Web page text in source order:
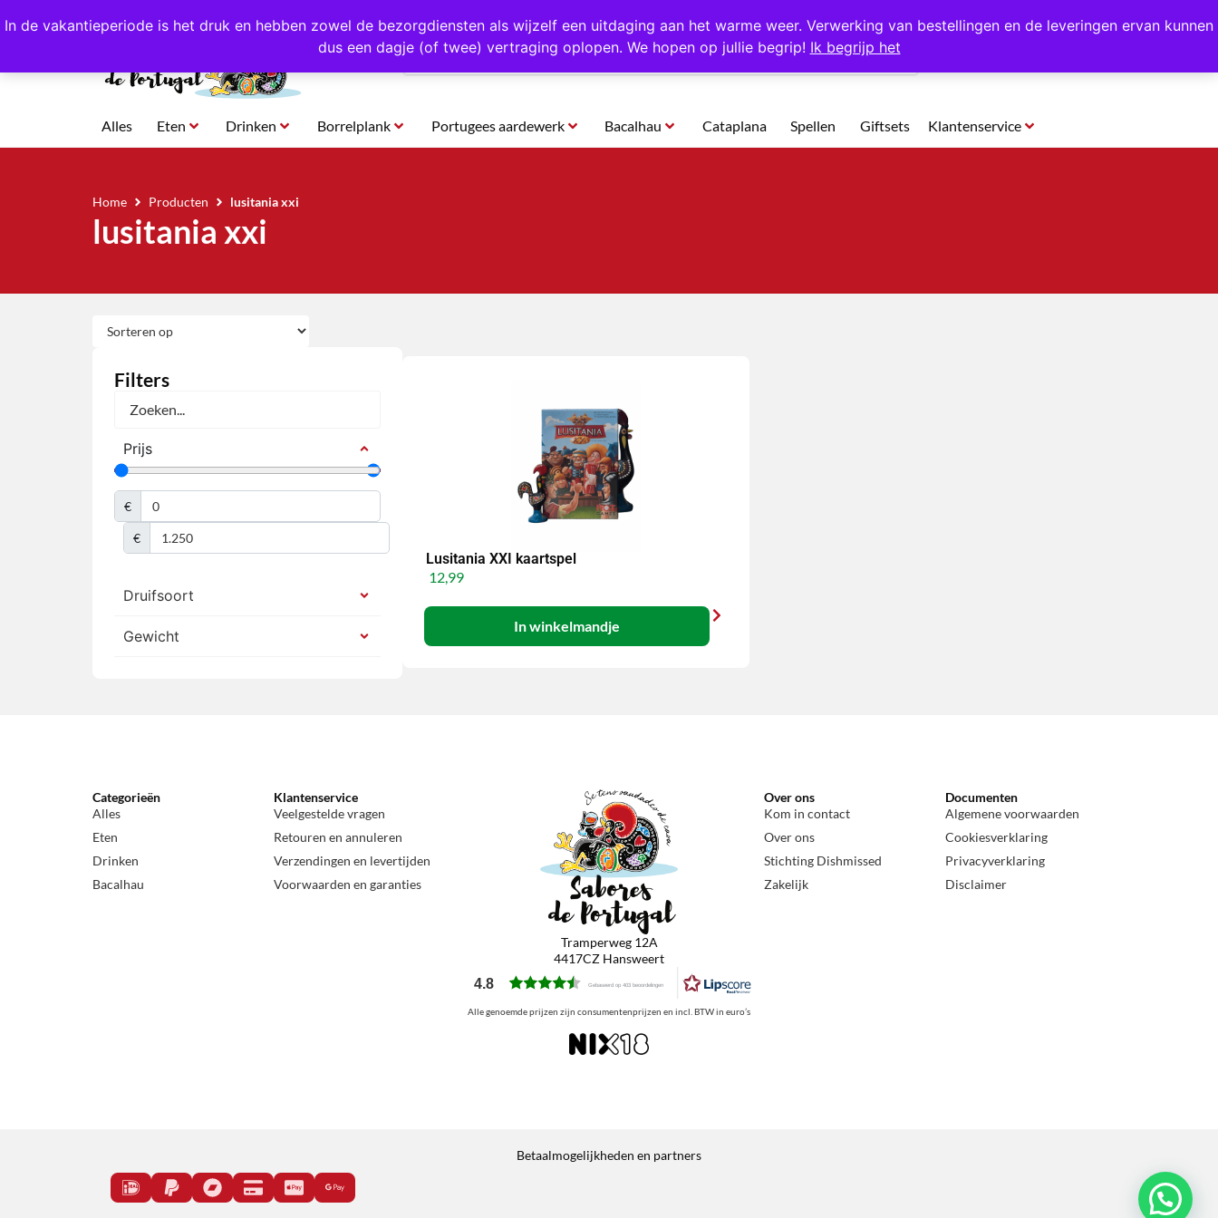
In de vakantieperiode is het druk en hebben zowel de bezorgdiensten als wijzelf een uitdaging aan het warme weer. Verwerking van bestellingen en de leveringen ervan kunnen
dus een dagje (of twee) vertraging oplopen. We hopen op jullie begrip! Ik begrijp het
4,8/5,0 sterren beoordeeld! Eigen import uit Portugal Altijd 1000 verschillende producten op voorraad Gratis op te halen in Hansweert
Alles Eten Drinken Borrelplank Portugees aardewerk Bacalhau Cataplana Spellen Giftsets Klantenservice
Home Producten lusitania xxi
lusitania xxi
Filters
Prijs
€
€
Druifsoort
Gewicht
Lusitania XXI kaartspel
12,99
In winkelmandje
Categorieën
Alles
Eten
Drinken
Bacalhau
Klantenservice
Veelgestelde vragen
Retouren en annuleren
Verzendingen en levertijden
Voorwaarden en garanties
Tramperweg 12A
4417CZ Hansweert
4.8 Gebaseerd op 403 beoordelingen
Alle genoemde prijzen zijn consumentenprijzen en incl. BTW in euro’s
Over ons
Kom in contact
Over ons
Stichting Dishmissed
Zakelijk
Documenten
Algemene voorwaarden
Cookiesverklaring
Privacyverklaring
Disclaimer
Betaalmogelijkheden en partners